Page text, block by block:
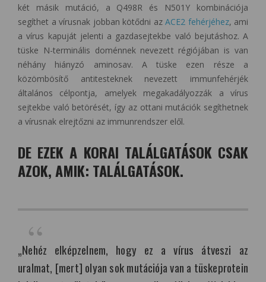
két másik mutáció, a Q498R és N501Y kombinációja
segíthet a vírusnak jobban kötődni az ACE2 fehérjéhez, ami
a vírus kapuját jelenti a gazdasejtekbe való bejutáshoz. A
tüske N-terminális doménnek nevezett régiójában is van
néhány hiányzó aminosav. A tüske ezen része a
közömbösítő antitesteknek nevezett immunfehérjék
általános célpontja, amelyek megakadályozzák a vírus
sejtekbe való betörését, így az ottani mutációk segíthetnek
a vírusnak elrejtőzni az immunrendszer elől.
DE EZEK A KORAI TALÁLGATÁSOK CSAK
AZOK, AMIK: TALÁLGATÁSOK.
„Nehéz elképzelnem, hogy ez a vírus átveszi az
uralmat, [mert] olyan sok mutációja van a tüskeprotein